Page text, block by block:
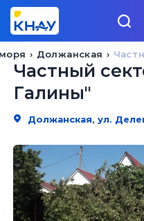
Должанская
Частный
Галины"
Должанская, ул.